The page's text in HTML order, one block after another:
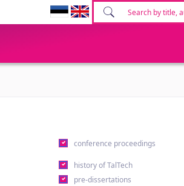
conference proceedings
history of TalTech
pre-dissertations